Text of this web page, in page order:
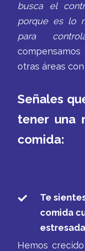
busca el
porque es lo
para
otras áreas
Señales
tener una
comida:
Te
comida
Hemos